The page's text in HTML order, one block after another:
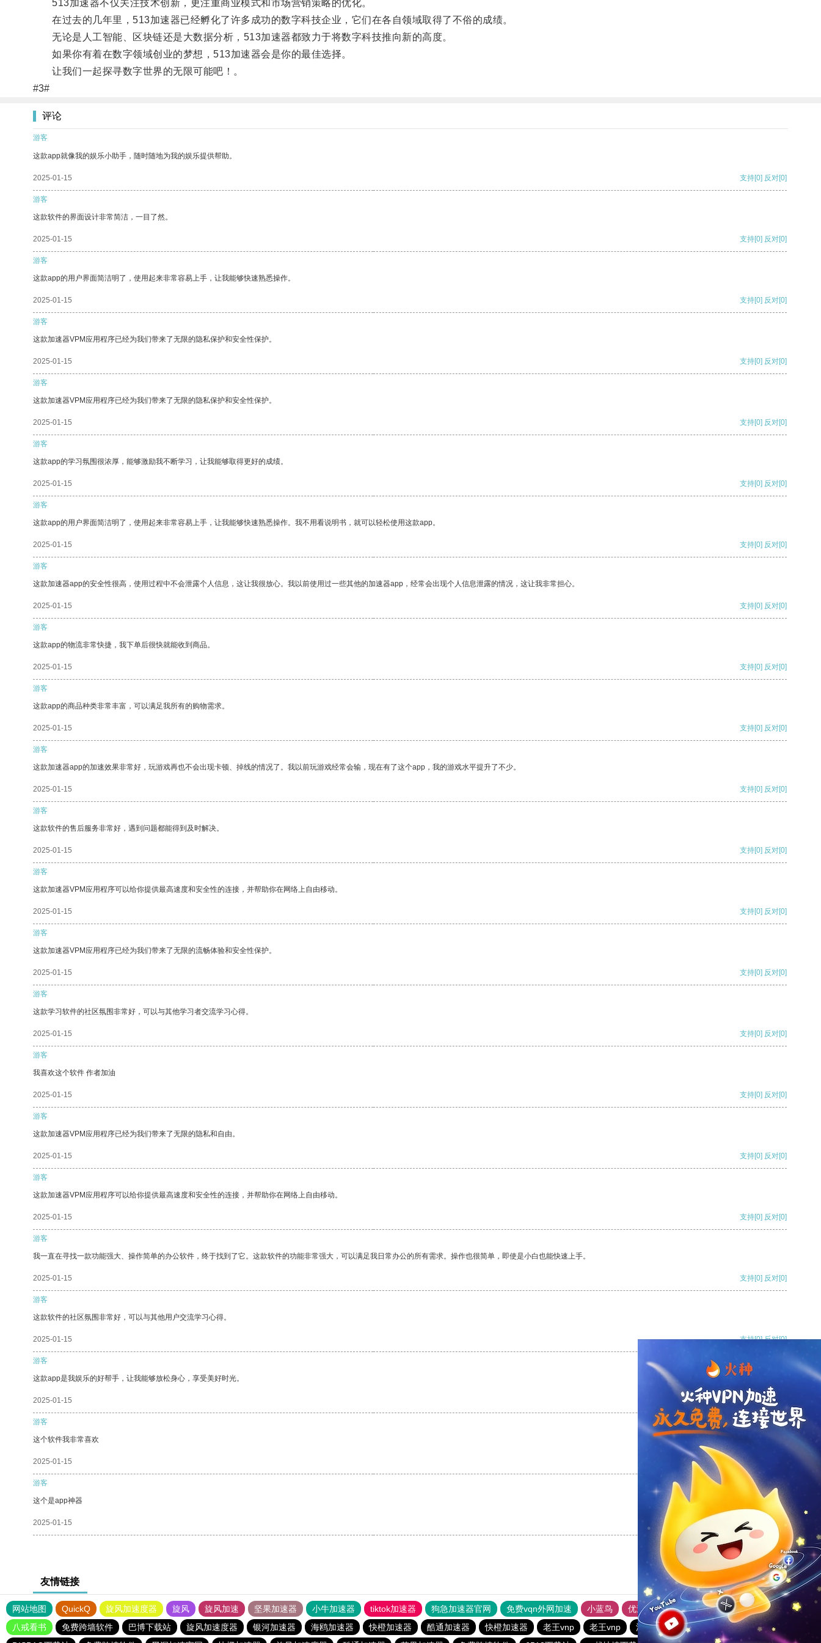
513加速器不仅关注技术创新，更注重商业模式和市场营销策略的优化。
在过去的几年里，513加速器已经孵化了许多成功的数字科技企业，它们在各自领域取得了不俗的成绩。
无论是人工智能、区块链还是大数据分析，513加速器都致力于将数字科技推向新的高度。
如果你有着在数字领域创业的梦想，513加速器会是你的最佳选择。
让我们一起探寻数字世界的无限可能吧！。
#3#
评论
游客
这款app就像我的娱乐小助手，随时随地为我的娱乐提供帮助。
2025-01-15 支持[0] 反对[0]
游客
这款软件的界面设计非常简洁，一目了然。
2025-01-15 支持[0] 反对[0]
游客
这款app的用户界面简洁明了，使用起来非常容易上手，让我能够快速熟悉操作。
2025-01-15 支持[0] 反对[0]
游客
这款加速器VPM应用程序已经为我们带来了无限的隐私保护和安全性保护。
2025-01-15 支持[0] 反对[0]
游客
这款加速器VPM应用程序已经为我们带来了无限的隐私保护和安全性保护。
2025-01-15 支持[0] 反对[0]
游客
这款app的学习氛围很浓厚，能够激励我不断学习，让我能够取得更好的成绩。
2025-01-15 支持[0] 反对[0]
游客
这款app的用户界面简洁明了，使用起来非常容易上手，让我能够快速熟悉操作。我不用看说明书，就可以轻松使用这款app。
2025-01-15 支持[0] 反对[0]
游客
这款加速器app的安全性很高，使用过程中不会泄露个人信息，这让我很放心。我以前使用过一些其他的加速器app，经常会出现个人信息泄露的情况，这让我非常担心。
2025-01-15 支持[0] 反对[0]
游客
这款app的物流非常快捷，我下单后很快就能收到商品。
2025-01-15 支持[0] 反对[0]
游客
这款app的商品种类非常丰富，可以满足我所有的购物需求。
2025-01-15 支持[0] 反对[0]
游客
这款加速器app的加速效果非常好，玩游戏再也不会出现卡顿、掉线的情况了。我以前玩游戏经常会输，现在有了这个app，我的游戏水平提升了不少。
2025-01-15 支持[0] 反对[0]
游客
这款软件的售后服务非常好，遇到问题都能得到及时解决。
2025-01-15 支持[0] 反对[0]
游客
这款加速器VPM应用程序可以给你提供最高速度和安全性的连接，并帮助你在网络上自由移动。
2025-01-15 支持[0] 反对[0]
游客
这款加速器VPM应用程序已经为我们带来了无限的流畅体验和安全性保护。
2025-01-15 支持[0] 反对[0]
游客
这款学习软件的社区氛围非常好，可以与其他学习者交流学习心得。
2025-01-15 支持[0] 反对[0]
游客
我喜欢这个软件 作者加油
2025-01-15 支持[0] 反对[0]
游客
这款加速器VPM应用程序已经为我们带来了无限的隐私和自由。
2025-01-15 支持[0] 反对[0]
游客
这款加速器VPM应用程序可以给你提供最高速度和安全性的连接，并帮助你在网络上自由移动。
2025-01-15 支持[0] 反对[0]
游客
我一直在寻找一款功能强大、操作简单的办公软件，终于找到了它。这款软件的功能非常强大，可以满足我日常办公的所有需求。操作也很简单，即使是小白也能快速上手。
2025-01-15 支持[0] 反对[0]
游客
这款软件的社区氛围非常好，可以与其他用户交流学习心得。
2025-01-15 支持[0] 反对[0]
游客
这款app是我娱乐的好帮手，让我能够放松身心，享受美好时光。
2025-01-15 支持[0] 反对
游客
这个软件我非常喜欢
2025-01-15 支持
游客
这个是app神器
2025-01-15 支持 反对 [0]
友情链接
网站地图 QuickQ 旋风加速度器 旋风 旋风加速 坚果加速器 小牛加速器 tiktok加速器 狗急加速器官网 免费vqn外网加速 小蓝鸟 优途加速器官网 风驰加速器
旋风加速器
八戒看书
免费跨墙软件 巴博下载站 旋风加速度器 银河加速器 海鸥加速器 快橙加速器 酷通加速器 快橙加速器 老王vnp 老王vnp 油管加速器
西柚加速器